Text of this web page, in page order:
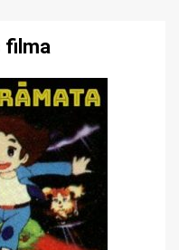
filma